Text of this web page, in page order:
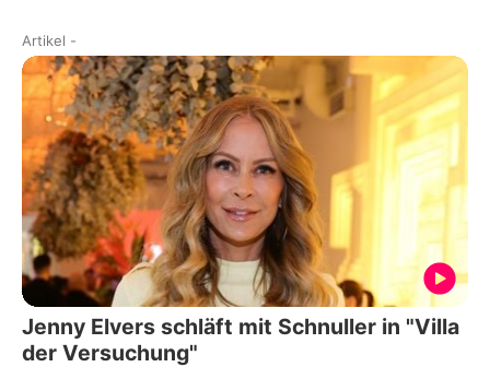
Artikel -
Jenny Elvers schläft mit Schnuller in "Villa
der Versuchung"